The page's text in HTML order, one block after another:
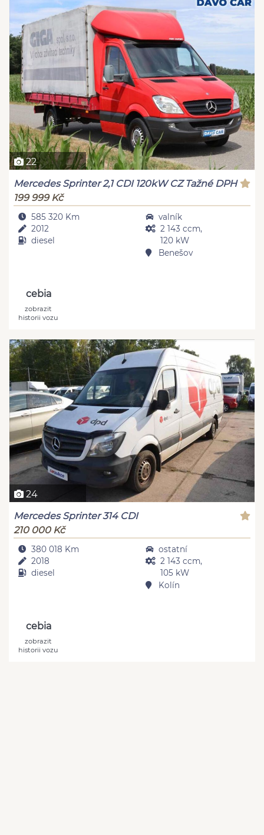
22
Mercedes Sprinter 2,1 CDI 120kW CZ Tažné DPH
199 999 Kč
585 320 Km
2012
diesel
valník
2 143 ccm,
120 kW
Benešov
cebia
zobrazit
historii vozu
24
Mercedes Sprinter 314 CDI
210 000 Kč
380 018 Km
2018
diesel
ostatní
2 143 ccm,
105 kW
Kolín
cebia
zobrazit
historii vozu